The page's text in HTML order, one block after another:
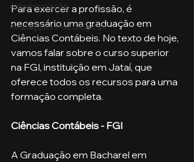
Administração
Avaliações Psicológicas
Para exercer a profissão, é
necessário uma graduação em
Ciências Contábeis. No texto de hoje,
vamos falar sobre o curso superior
na FGI, instituição em Jataí, que
oferece todos os recursos para uma
formação completa.
Ciências Contábeis - FGI
A Graduação em Bacharel em